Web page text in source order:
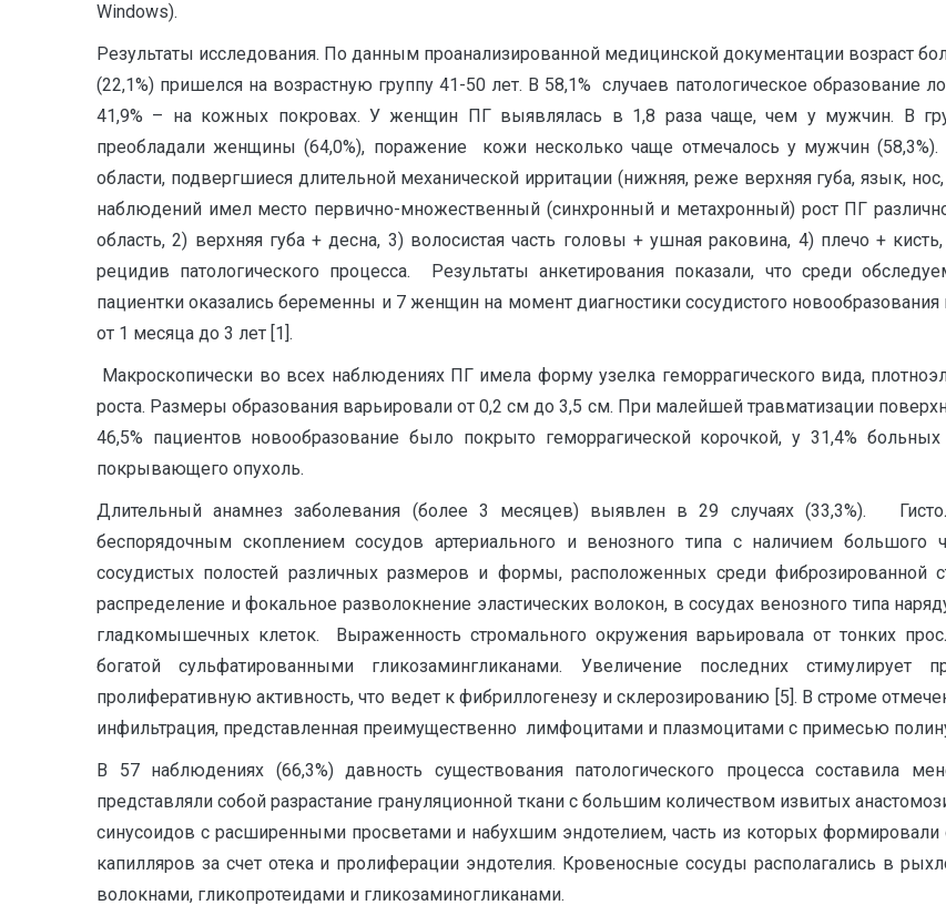
Windows).
Результаты исследования. По данным проанализированной медицинской документации возраст
(22,1%) пришелся на возрастную группу 41-50 лет. В 58,1% случаев патологическое образование
41,9% – на кожных покровах. У женщин ПГ выявлялась в 1,8 раза чаще, чем у мужчин. В
преобладали женщины (64,0%), поражение кожи несколько чаще отмечалось у мужчин
области, подвергшиеся длительной механической ирритации (нижняя, реже верхняя губа, язык,
наблюдений имел место первично-множественный (синхронный и метахронный) рост ПГ
область, 2) верхняя губа + десна, 3) волосистая часть головы + ушная раковина, 4) плечо +
рецидив патологического процесса. Результаты анкетирования показали, что среди
пациентки оказались беременны и 7 женщин на момент диагностики сосудистого
от 1 месяца до 3 лет [1].
Макроскопически во всех наблюдениях ПГ имела форму узелка геморрагического вида,
роста. Размеры образования варьировали от 0,2 см до 3,5 см. При малейшей травматизации
46,5% пациентов новообразование было покрыто геморрагической корочкой, у 31,4%
покрывающего опухоль.
Длительный анамнез заболевания (более 3 месяцев) выявлен в 29 случаях (33,3%).
беспорядочным скоплением сосудов артериального и венозного типа с наличием
сосудистых полостей различных размеров и формы, расположенных среди фиброзированной
распределение и фокальное разволокнение эластических волокон, в сосудах венозного типа
гладкомышечных клеток. Выраженность стромального окружения варьировала от тонких
богатой сульфатированными гликозамингликанами. Увеличение последних
пролиферативную активность, что ведет к фибриллогенезу и склерозированию [5]. В строме
инфильтрация, представленная преимущественно лимфоцитами и плазмоцитами с примесью
В 57 наблюдениях (66,3%) давность существования патологического процесса составила
представляли собой разрастание грануляционной ткани с большим количеством извитых
синусоидов с расширенными просветами и набухшим эндотелием, часть из которых формировали
капилляров за счет отека и пролиферации эндотелия. Кровеносные сосуды располагались в
волокнами, гликопротеидами и гликозаминогликанами.